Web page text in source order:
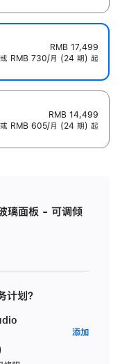
RMB 17,499
或 RMB 730/月 (24 期) 起
RMB 14,499
或 RMB 605/月 (24 期) 起
面板 - 可调倾
划？
添加